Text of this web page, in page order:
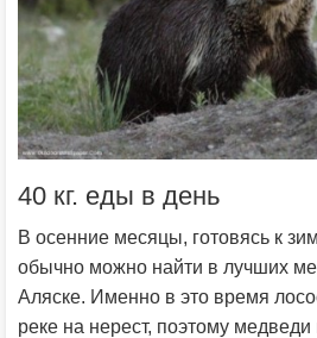
40 кг. еды в день
В осенние месяцы, готовясь к
обычно можно найти в лучших
Аляске. Именно в это время
реке на нерест, поэтому медведи